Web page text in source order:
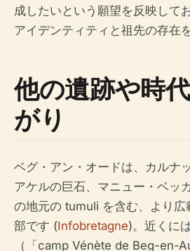
成したいという願望を反映して
アイデンティティと祖先の存在
他の遺跡や時
がり
ベグ・アン・オードは、カルナ
アケルの巨石、マニュー・ベッ
の地元の tumuli を含む、より広
部です (Infobretagne)。近くに
（「camp Vénète de Beg-en-